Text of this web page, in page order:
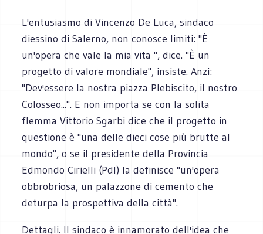
L'entusiasmo di Vincenzo De Luca, sindaco
diessino di Salerno, non conosce limiti: "È
un'opera che vale la mia vita ", dice. "È un
progetto di valore mondiale", insiste. Anzi:
"Dev'essere la nostra piazza Plebiscito, il nostro
Colosseo...". E non importa se con la solita
flemma Vittorio Sgarbi dice che il progetto in
questione è "una delle dieci cose più brutte al
mondo", o se il presidente della Provincia
Edmondo Cirielli (Pdl) la definisce "un'opera
obbrobriosa, un palazzone di cemento che
deturpa la prospettiva della città".
Dettagli. Il sindaco è innamorato dell'idea che